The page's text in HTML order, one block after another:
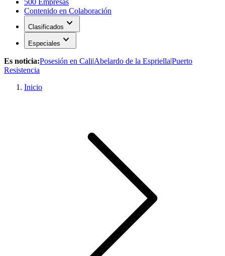
500 Empresas
Contenido en Colaboración
Clasificados expand_more
Especiales expand_more
Es noticia:Posesión en Cali|Abelardo de la Espriella|Puerto
Resistencia
Inicio